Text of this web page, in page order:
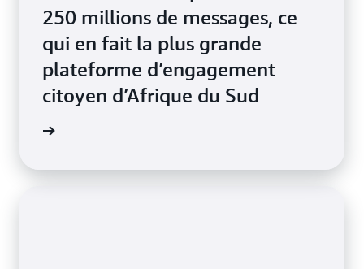
250 millions de messages, ce
qui en fait la plus grande
plateforme d’engagement
citoyen d’Afrique du Sud